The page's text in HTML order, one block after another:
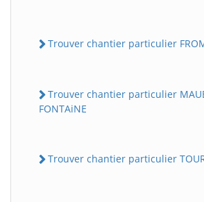
Trouver chantier particulier
Trouver chantier particulier
FONTAiNE
Trouver chantier particulier